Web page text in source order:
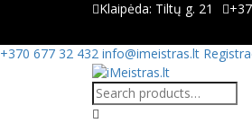
Klaipėda: Tiltų g. 21
+370 677 32 432 info@imeistras.lt